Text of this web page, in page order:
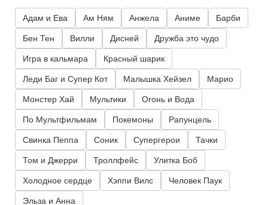
Адам и Ева Ам Ням Анжела Аниме Барби
Бен Тен Вилли Дисней Дружба это чудо
Игра в кальмара Красный шарик
Леди Баг и Супер Кот Малышка Хейзел Марио
Монстер Хай Мультики Огонь и Вода
По Мультфильмам Покемоны Рапунцель
Свинка Пеппа Соник Супергерои Тачки
Том и Джерри Троллфейс Улитка Боб
Холодное сердце Хэппи Вилс Человек Паук
Эльза и Анна